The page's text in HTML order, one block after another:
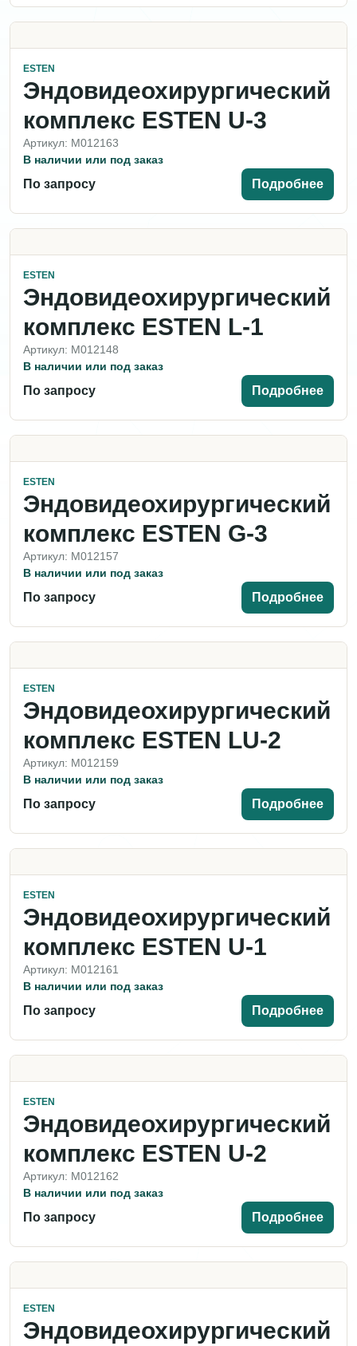
ESTEN
Эндовидеохирургический
комплекс ESTEN U-3
Артикул: M012163
В наличии или под заказ
По запросу Подробнее
ESTEN
Эндовидеохирургический
комплекс ESTEN L-1
Артикул: M012148
В наличии или под заказ
По запросу Подробнее
ESTEN
Эндовидеохирургический
комплекс ESTEN G-3
Артикул: M012157
В наличии или под заказ
По запросу Подробнее
ESTEN
Эндовидеохирургический
комплекс ESTEN LU-2
Артикул: M012159
В наличии или под заказ
По запросу Подробнее
ESTEN
Эндовидеохирургический
комплекс ESTEN U-1
Артикул: M012161
В наличии или под заказ
По запросу Подробнее
ESTEN
Эндовидеохирургический
комплекс ESTEN U-2
Артикул: M012162
В наличии или под заказ
По запросу Подробнее
ESTEN
Эндовидеохирургический